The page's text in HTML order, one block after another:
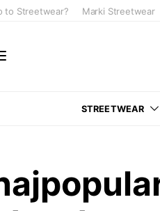
to Streetwear? Marki Streetwear
STREETWEAR